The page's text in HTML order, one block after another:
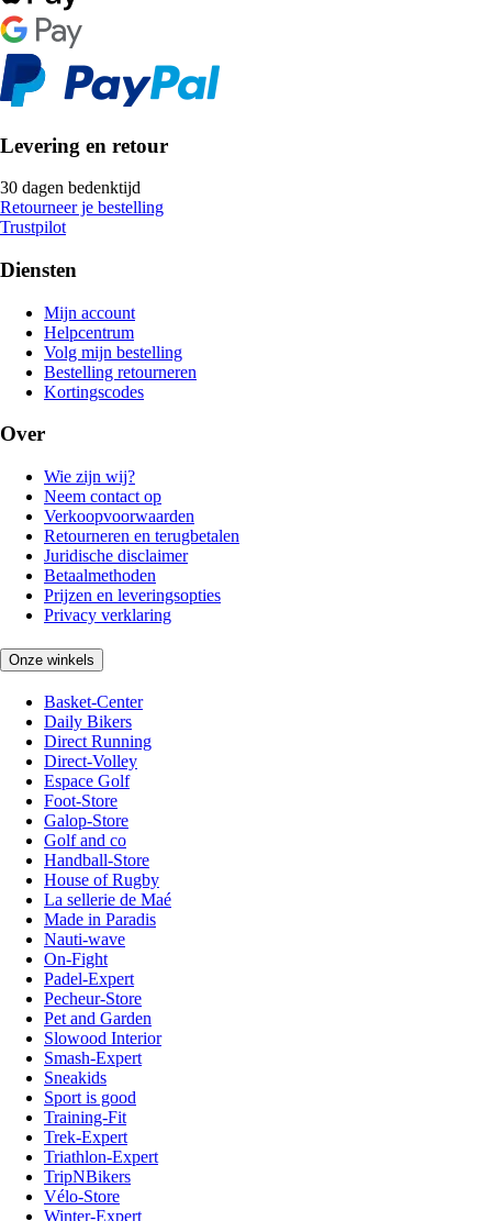
Levering en retour
30 dagen bedenktijd
Retourneer je bestelling
Trustpilot
Diensten
Mijn account
Helpcentrum
Volg mijn bestelling
Bestelling retourneren
Kortingscodes
Over
Wie zijn wij?
Neem contact op
Verkoopvoorwaarden
Retourneren en terugbetalen
Juridische disclaimer
Betaalmethoden
Prijzen en leveringsopties
Privacy verklaring
Onze winkels
Basket-Center
Daily Bikers
Direct Running
Direct-Volley
Espace Golf
Foot-Store
Galop-Store
Golf and co
Handball-Store
House of Rugby
La sellerie de Maé
Made in Paradis
Nauti-wave
On-Fight
Padel-Expert
Pecheur-Store
Pet and Garden
Slowood Interior
Smash-Expert
Sneakids
Sport is good
Training-Fit
Trek-Expert
Triathlon-Expert
TripNBikers
Vélo-Store
Winter-Expert